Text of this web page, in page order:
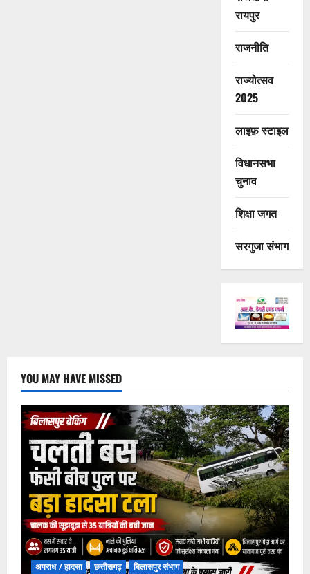
रायपुर
राजनीति
राज्योत्सव
2025
लाइफ़ स्टाइल
विधानसभा
चुनाव
शिक्षा जगत
सरगुजा संभाग
YOU MAY HAVE MISSED
अपराध / हादसा छत्तीसगढ़ बिलासपुर संभाग